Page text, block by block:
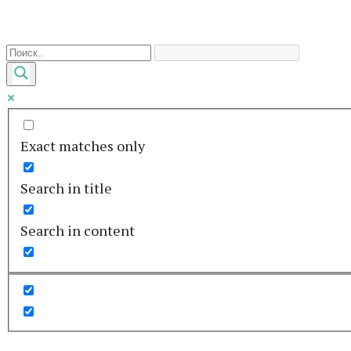
контенту
Exact matches only
Search in title
Search in content